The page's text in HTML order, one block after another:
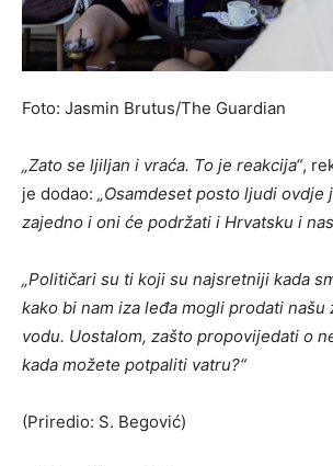
Foto: Jasmin Brutus/The Guardian
„Zato se ljiljan i vraća. To je reakcija“,
je dodao: „Osamdeset posto ljudi ovdje
zajedno i oni će podržati i Hrvatsku i
„Političari su ti koji su najsretniji kada
kako bi nam iza leđa mogli prodati našu
vodu. Uostalom, zašto propovijedati o
kada možete potpaliti vatru?“
(Priredio: S. Begović)